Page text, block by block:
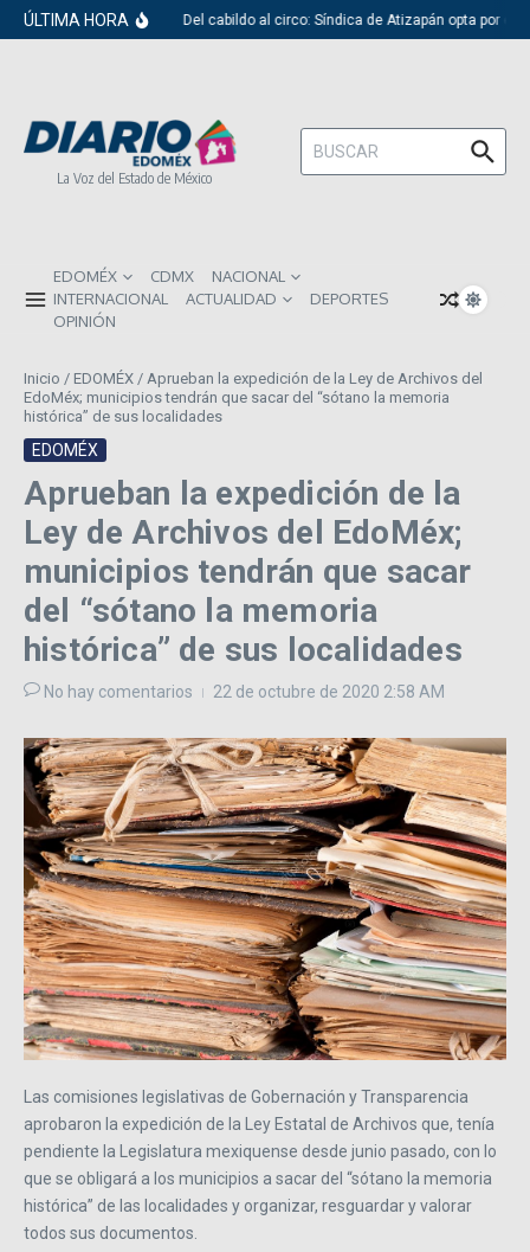
Saltar al contenido
ÚLTIMA HORA Del cabildo al circo: Síndica de Atizapán opta por el
La Voz del Estado de México
Buscar:
EDOMÉX CDMX
NACIONAL
INTERNACIONAL
ACTUALIDAD
DEPORTES
OPINIÓN
Inicio / EDOMÉX / Aprueban la expedición de la Ley de Archivos del
EdoMéx; municipios tendrán que sacar del “sótano la memoria
histórica” de sus localidades
EDOMÉX
Aprueban la expedición de la
Ley de Archivos del EdoMéx;
municipios tendrán que sacar
del “sótano la memoria
histórica” de sus localidades
No hay comentarios 22 de octubre de 2020 2:58 AM
Las comisiones legislativas de Gobernación y Transparencia
aprobaron la expedición de la Ley Estatal de Archivos que, tenía
pendiente la Legislatura mexiquense desde junio pasado, con lo
que se obligará a los municipios a sacar del “sótano la memoria
histórica” de las localidades y organizar, resguardar y valorar
todos sus documentos.